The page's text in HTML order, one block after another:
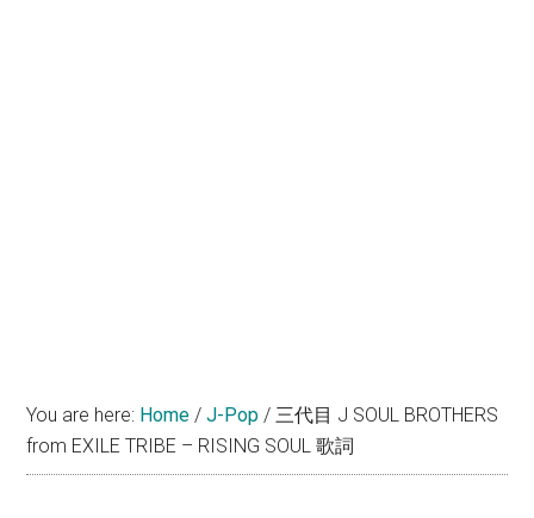
You are here: Home / J-Pop / 三代目 J SOUL BROTHERS
from EXILE TRIBE – RISING SOUL 歌詞